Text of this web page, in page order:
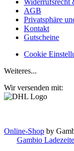
Widerrufsrecht
AGB
Privatsphäre
Kontakt
Gutscheine
Cookie
Weiteres...
Wir versenden mit:
Online-Shop by
Gambio